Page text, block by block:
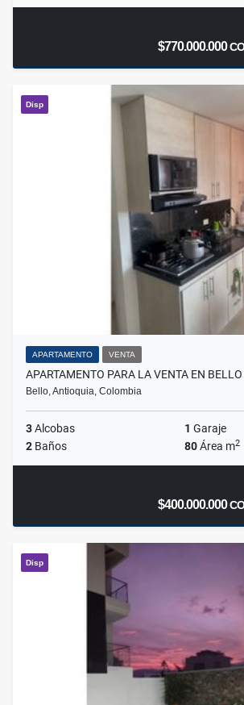
$770.000.000
Disp
APARTAMENTO VENTA
APARTAMENTO PARA LA VENTA EN
Bello, Antioquia, Colombia
3Alcobas 1 Garaje
2 Baños 80Área m2
$400.000.000
Disp